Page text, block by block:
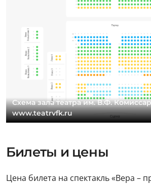
Схема зала театра им. В.Ф.
www.teatrvfk.ru
Билеты и цены
Цена билета на спектакль «Вера –